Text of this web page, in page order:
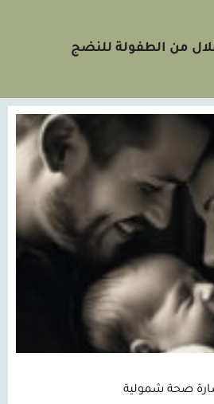
من الطفولة للنضج
صحة شمولية